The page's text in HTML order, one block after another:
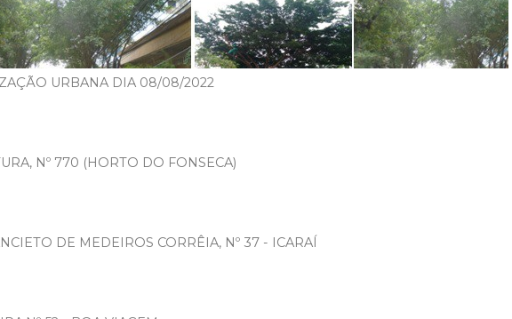
URBANA DIA 08/08/2022
Nº 770 (HORTO DO FONSECA)
DE MEDEIROS CORRÊIA, Nº 37 - ICARAÍ